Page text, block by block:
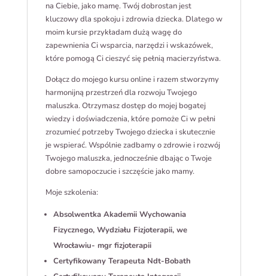
na Ciebie, jako mamę. Twój dobrostan jest
kluczowy dla spokoju i zdrowia dziecka. Dlatego w
moim kursie przykładam dużą wagę do
zapewnienia Ci wsparcia, narzędzi i wskazówek,
które pomogą Ci cieszyć się pełnią macierzyństwa.
Dołącz do mojego kursu online i razem stworzymy
harmonijną przestrzeń dla rozwoju Twojego
maluszka. Otrzymasz dostęp do mojej bogatej
wiedzy i doświadczenia, które pomoże Ci w pełni
zrozumieć potrzeby Twojego dziecka i skutecznie
je wspierać. Wspólnie zadbamy o zdrowie i rozwój
Twojego maluszka, jednocześnie dbając o Twoje
dobre samopoczucie i szczęście jako mamy.
Moje szkolenia:
Absolwentka Akademii Wychowania
Fizycznego, Wydziału Fizjoterapii, we
Wrocławiu- mgr fizjoterapii
Certyfikowany Terapeuta Ndt-Bobath